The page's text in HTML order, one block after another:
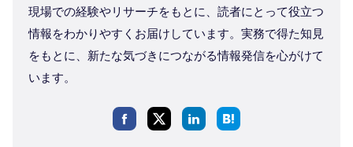
現場での経験やリサーチをもとに、読者にとって役立つ
情報をわかりやすくお届けしています。実務で得た知見
をもとに、新たな気づきにつながる情報発信を心がけて
います。